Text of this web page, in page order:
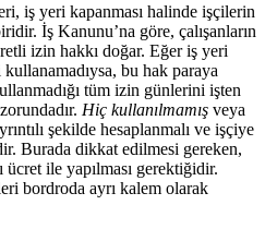
iş yeri kapanması halinde işçilerin
İş Kanunu’na göre, çalışanların
izin hakkı doğar. Eğer iş yeri
bu hak paraya
tüm izin günlerini işten
Hiç kullanılmamış veya
şekilde hesaplanmalı ve işçiye
Burada dikkat edilmesi gereken,
ile yapılması gerektiğidir.
bordroda ayrı kalem olarak